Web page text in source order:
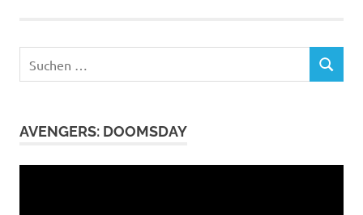
nach:
SUCHEN
AVENGERS: DOOMSDAY